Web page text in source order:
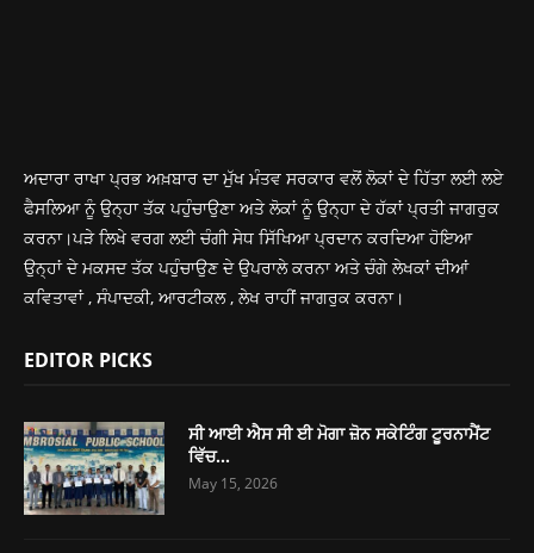
ਅਦਾਰਾ ਰਾਖਾ ਪ੍ਰਭ ਅਖ਼ਬਾਰ ਦਾ ਮੁੱਖ ਮੰਤਵ ਸਰਕਾਰ ਵਲੋਂ ਲੋਕਾਂ ਦੇ ਹਿੱਤਾ ਲਈ ਲਏ
ਫੈਸਲਿਆ ਨੂੰ ਉਨ੍ਹਾ ਤੱਕ ਪਹੁੰਚਾਉਣਾ ਅਤੇ ਲੋਕਾਂ ਨੂੰ ਉਨ੍ਹਾ ਦੇ ਹੱਕਾਂ ਪ੍ਰਤੀ ਜਾਗਰੁਕ
ਕਰਨਾ।ਪੜੇ ਲਿਖੇ ਵਰਗ ਲਈ ਚੰਗੀ ਸੇਧ ਸਿੱਖਿਆ ਪ੍ਰਦਾਨ ਕਰਦਿਆ ਹੋਇਆ
ਉਨ੍ਹਾਂ ਦੇ ਮਕਸਦ ਤੱਕ ਪਹੁੰਚਾਉਣ ਦੇ ਉਪਰਾਲੇ ਕਰਨਾ ਅਤੇ ਚੰਗੇ ਲੇਖਕਾਂ ਦੀਆਂ
ਕਵਿਤਾਵਾਂ , ਸੰਪਾਦਕੀ, ਆਰਟੀਕਲ , ਲੇਖ ਰਾਹੀਂ ਜਾਗਰੁਕ ਕਰਨਾ।
EDITOR PICKS
ਸੀ ਆਈ ਐਸ ਸੀ ਈ ਮੋਗਾ ਜ਼ੋਨ ਸਕੇਟਿੰਗ ਟੂਰਨਾਮੈਂਟ
ਵਿੱਚ...
May 15, 2026